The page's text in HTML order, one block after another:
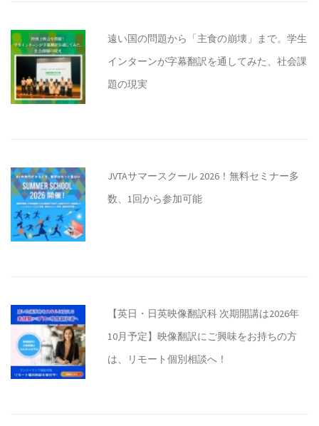
遠い国の問題から「主食の崩壊」まで。学生
インターンが字幕翻訳を通してみた、社会課
題の現実
JVTAサマースクール 2026！無料セミナー多
数、1回から参加可能
【英日・日英映像翻訳科 次期開講は2026年
10月予定】映像翻訳にご興味をお持ちの方
は、リモート個別相談へ！